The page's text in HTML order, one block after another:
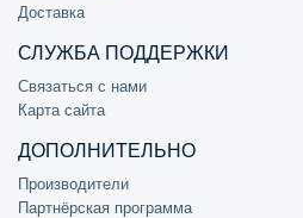
Доставка
СЛУЖБА ПОДДЕРЖКИ
Связаться с нами
Карта сайта
ДОПОЛНИТЕЛЬНО
Производители
Партнёрская программа